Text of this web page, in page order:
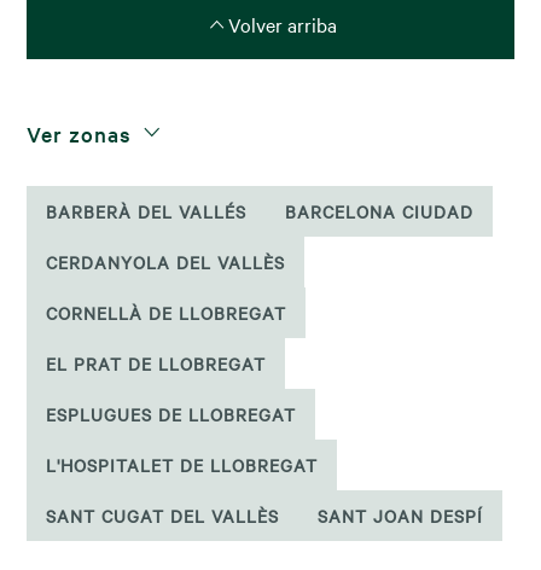
Volver arriba
Ver zonas
BARBERÀ DEL VALLÉS BARCELONA CIUDAD
CERDANYOLA DEL VALLÈS
CORNELLÀ DE LLOBREGAT
EL PRAT DE LLOBREGAT
ESPLUGUES DE LLOBREGAT
L'HOSPITALET DE LLOBREGAT
SANT CUGAT DEL VALLÈS SANT JOAN DESPÍ